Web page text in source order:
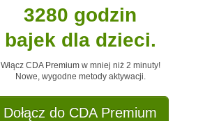
3280 godzin
bajek dla dzieci.
Włącz CDA Premium w mniej niż 2 minuty!
Nowe, wygodne metody aktywacji.
Dołącz do CDA Premium